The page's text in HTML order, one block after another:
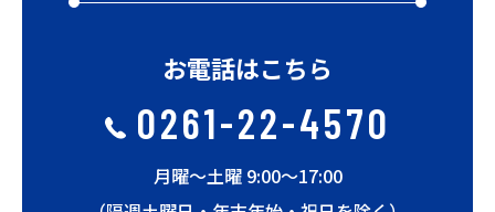
お電話はこちら
0261-22-4570
月曜〜土曜 9:00〜17:00